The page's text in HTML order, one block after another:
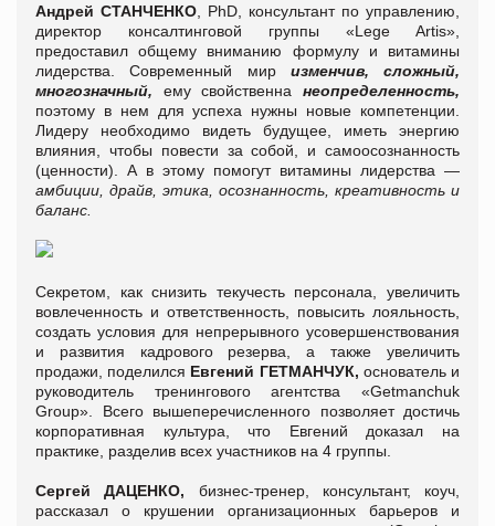
Андрей СТАНЧЕНКО , PhD, консультант по управлению,
директор консалтинговой группы «Lege Artis»,
предоставил общему вниманию формулу и витамины
лидерства. Современный мир изменчив, сложный,
многозначный, ему свойственна неопределенность,
поэтому в нем для успеха нужны новые компетенции.
Лидеру необходимо видеть будущее, иметь энергию
влияния, чтобы повести за собой, и самоосознанность
(ценности). А в этому помогут витамины лидерства —
амбиции, драйв, этика, осознанность, креативность и
баланс.
Секретом, как снизить текучесть персонала, увеличить
вовлеченность и ответственность, повысить лояльность,
создать условия для непрерывного усовершенствования
и развития кадрового резерва, а также увеличить
продажи, поделился Евгений ГЕТМАНЧУК, основатель и
руководитель тренингового агентства «Getmanchuk
Group». Всего вышеперечисленного позволяет достичь
корпоративная культура, что Евгений доказал на
практике, разделив всех участников на 4 группы.
Сергей ДАЦЕНКО, бизнес-тренер, консультант, коуч,
рассказал о крушении организационных барьеров и